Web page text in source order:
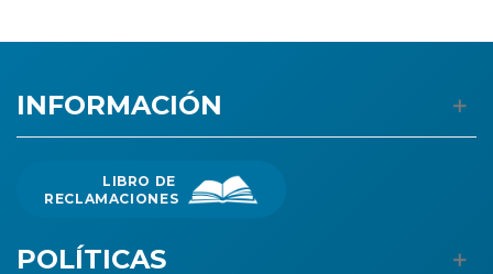
INFORMACIÓN
LIBRO DE
RECLAMACIONES
POLÍTICAS